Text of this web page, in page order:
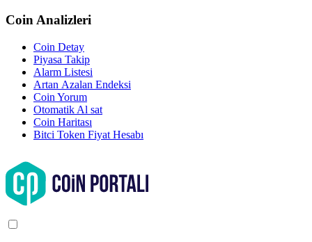
Coin Analizleri
Coin Detay
Piyasa Takip
Alarm Listesi
Artan Azalan Endeksi
Coin Yorum
Otomatik Al sat
Coin Haritası
Bitci Token Fiyat Hesabı